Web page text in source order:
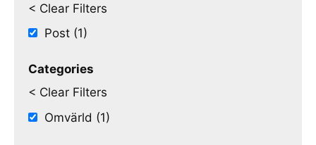
< Clear Filters
Post (1)
Categories
< Clear Filters
Omvärld (1)